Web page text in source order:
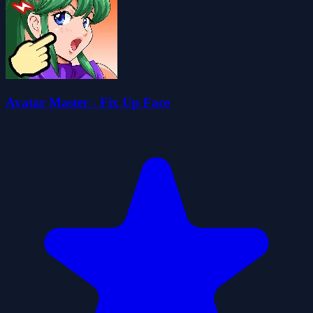
Avatar Master - Fix Up Face